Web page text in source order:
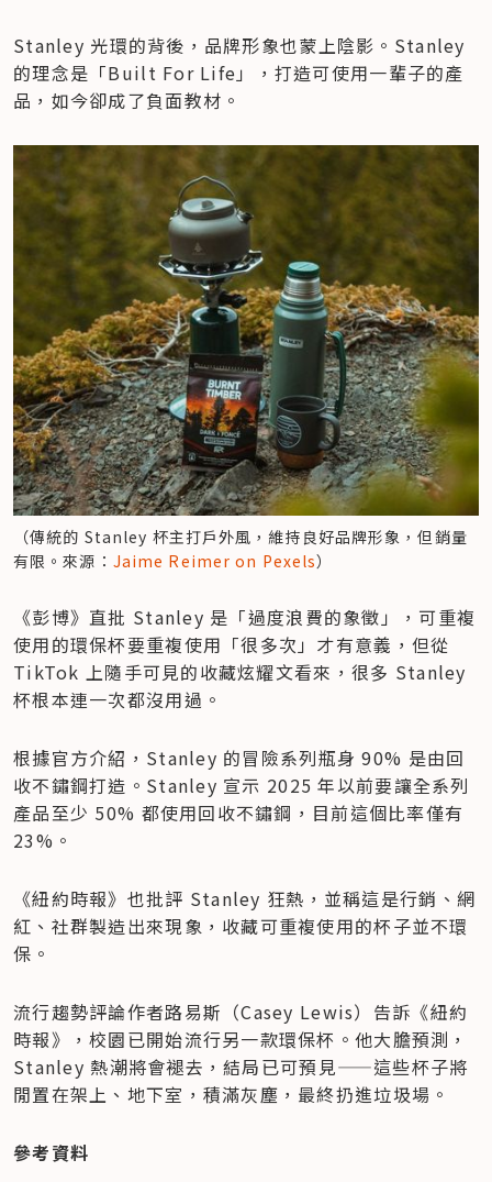
Stanley 光環的背後，品牌形象也蒙上陰影。Stanley
的理念是「Built For Life」，打造可使用一輩子的產
品，如今卻成了負面教材。
（傳統的 Stanley 杯主打戶外風，維持良好品牌形象，但銷量
有限。來源： Jaime Reimer on Pexels）
《彭博》直批 Stanley 是「過度浪費的象徵」，可重複
使用的環保杯要重複使用「很多次」才有意義，但從
TikTok 上隨手可見的收藏炫耀文看來，很多 Stanley
杯根本連一次都沒用過。
根據官方介紹，Stanley 的冒險系列瓶身 90% 是由回
收不鏽鋼打造。Stanley 宣示 2025 年以前要讓全系列
產品至少 50% 都使用回收不鏽鋼，目前這個比率僅有
23%。
《紐約時報》也批評 Stanley 狂熱，並稱這是行銷、網
紅、社群製造出來現象，收藏可重複使用的杯子並不環
保。
流行趨勢評論作者路易斯（Casey Lewis）告訴《紐約
時報》，校園已開始流行另一款環保杯。他大膽預測，
Stanley 熱潮將會褪去，結局已可預見——這些杯子將
閒置在架上、地下室，積滿灰塵，最終扔進垃圾場。
參考資料